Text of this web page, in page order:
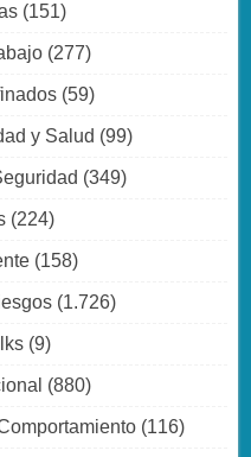
(151)
(277)
(59)
y Salud (99)
(349)
(224)
(158)
(1.726)
(9)
(880)
(116)